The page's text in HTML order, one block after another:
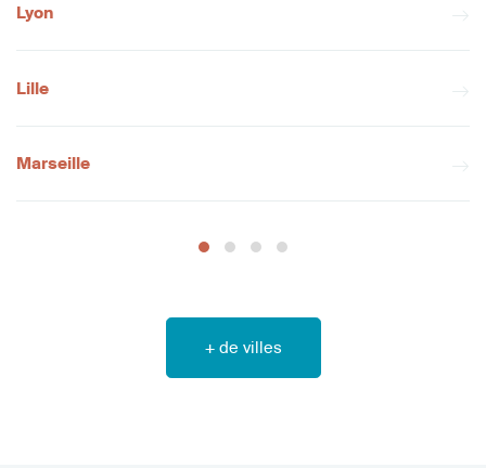
Lyon
Lille
Marseille
+ de villes